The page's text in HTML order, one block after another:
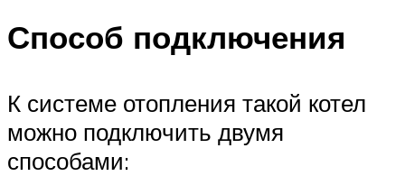
Способ подключения
К системе отопления такой котел
можно подключить двумя
способами: